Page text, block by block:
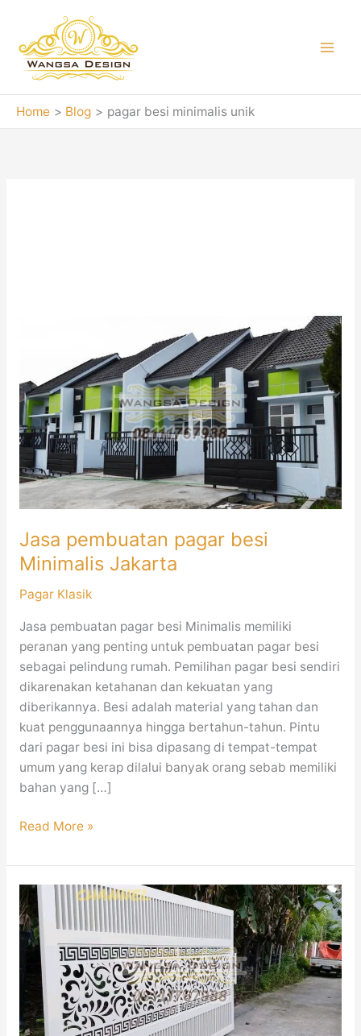
content
Home Blog pagar besi minimalis unik
Jasa pembuatan pagar besi
Minimalis Jakarta
Pagar Klasik
Jasa pembuatan pagar besi Minimalis memiliki
peranan yang penting untuk pembuatan pagar besi
sebagai pelindung rumah. Pemilihan pagar besi sendiri
dikarenakan ketahanan dan kekuatan yang
diberikannya. Besi adalah material yang tahan dan
kuat penggunaannya hingga bertahun-tahun. Pintu
dari pagar besi ini bisa dipasang di tempat-tempat
umum yang kerap dilalui banyak orang sebab memiliki
bahan yang […]
besi
Minimalis
Jakarta
Read More »
Pagar
Besi
Minimalis
Modern
Mewah